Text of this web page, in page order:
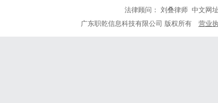
法律顾问： 刘叠律师 中文网
广东职乾信息科技有限公司 版权所有
营业